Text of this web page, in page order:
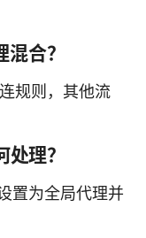
合？
规则，其他流
理？
置为全局代理并